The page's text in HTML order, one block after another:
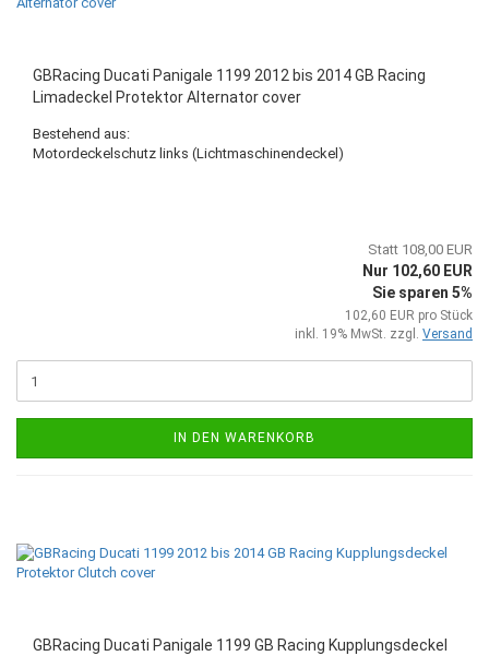
GBRacing Ducati Panigale 1199 2012 bis 2014 GB Racing
Limadeckel Protektor Alternator cover
Bestehend aus:
Motordeckelschutz links (Lichtmaschinendeckel)
Statt 108,00 EUR
Nur 102,60 EUR
Sie sparen 5%
102,60 EUR pro Stück
inkl. 19% MwSt. zzgl. Versand
IN DEN WARENKORB
GBRacing Ducati Panigale 1199 GB Racing Kupplungsdeckel